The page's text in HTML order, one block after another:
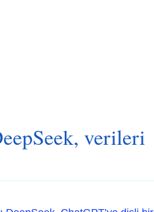
verileri